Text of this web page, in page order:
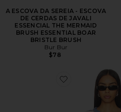
A ESCOVA DA SEREIA - ESCOVA
DE CERDAS DE JAVALI
ESSENCIAL THE MERMAID
BRUSH ESSENTIAL BOAR
BRISTLE BRUSH
Bur Bur
$78
Favorite Horizon